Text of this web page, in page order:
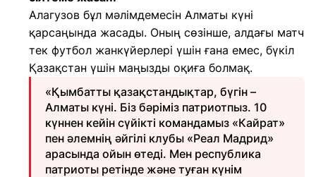
Алагузов бұл мәлімдемесін Алматы күні
қарсаңында жасады. Оның сөзінше, алдағы матч
тек футбол жанкүйерлері үшін ғана емес, бүкіл
Қазақстан үшін маңызды оқиға болмақ.
«Қымбатты қазақстандықтар, бүгін –
Алматы күні. Біз бәріміз патриотпыз. 10
күннен кейін сүйікті командамыз «Кайрат»
пен әлемнің әйгілі клубы «Реал Мадрид»
арасында ойын өтеді. Мен республика
патриоты ретінде және туған күнім